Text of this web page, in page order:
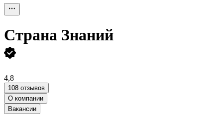
Страна Знаний
4,8
108 отзывов
О компании
Вакансии